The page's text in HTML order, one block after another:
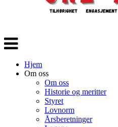
Veksle
navigasjon
Hjem
Om oss
Om oss
Historie og meritter
Styret
Lovnorm
Årsberetninger